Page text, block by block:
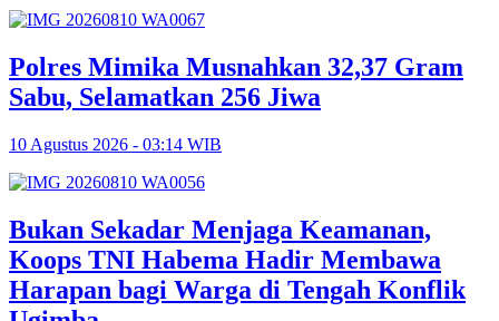
Polres Mimika Musnahkan 32,37 Gram
Sabu, Selamatkan 256 Jiwa
10 Agustus 2026 - 03:14 WIB
Bukan Sekadar Menjaga Keamanan,
Koops TNI Habema Hadir Membawa
Harapan bagi Warga di Tengah Konflik